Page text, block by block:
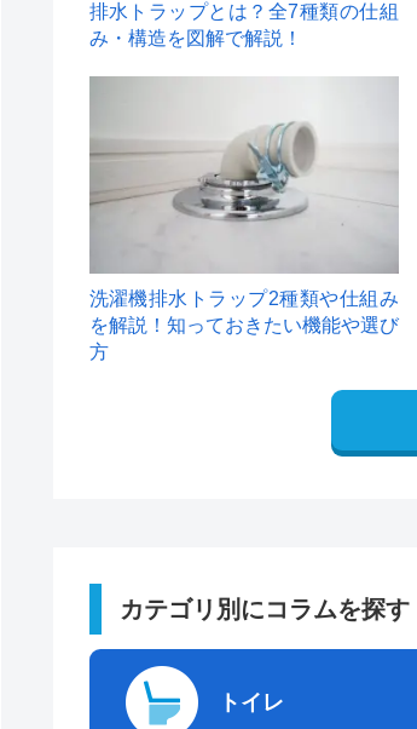
排水トラップとは？全7種類の仕組
み・構造を図解で解説！
洗濯機排水トラップ2種類や仕組み
を解説！知っておきたい機能や選び
方
カテゴリ別にコラムを探す
トイレ